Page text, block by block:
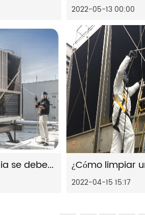
2022-05-13 00:00
¿Con qué frecuencia se deben limpiar las torres de enfriamiento?
2022-04-15 15:17